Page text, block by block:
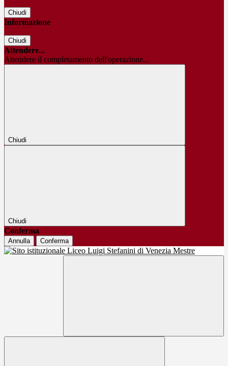
Chiudi
Informazione
Chiudi
Attendere...
Attendere il completamento dell'operazione...
Chiudi
Chiudi
Conferma
Annulla Conferma